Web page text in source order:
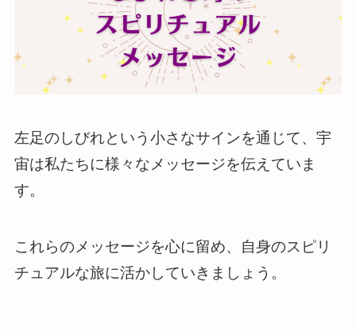
左足のしびれという小さなサインを通じて、宇
宙は私たちに様々なメッセージを伝えていま
す。
これらのメッセージを心に留め、自身のスピリ
チュアルな旅に活かしていきましょう。